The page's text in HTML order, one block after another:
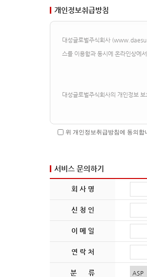
개인정보취급방침
위 개인정보취급방침에 동의합
서비스 문의하기
회 사 명
신 청 인
이 메 일
연 락 처
분 류